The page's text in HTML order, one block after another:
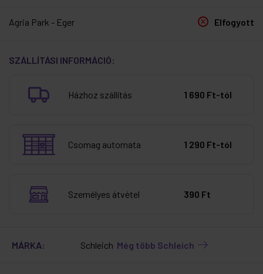
Agria Park - Eger Elfogyott
SZÁLLÍTÁSI INFORMÁCIÓ:
Házhoz szállítás 1 690 Ft-tól
Csomag automata 1 290 Ft-tól
Személyes átvétel 390 Ft
MÁRKA: Schleich Még több Schleich